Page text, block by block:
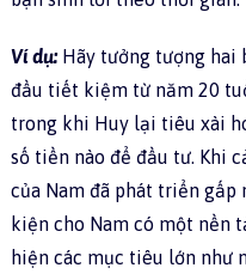
Ví dụ:Hãy tưởng tượng hai
đầu tiết kiệm từ năm 20
trong khi Huy lại tiêu xài
số tiền nào để đầu tư. Khi
của Nam đã phát triển gấp
kiện cho Nam có một nền
hiện các mục tiêu lớn như